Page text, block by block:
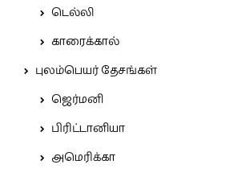
டெல்லி
காரைக்கால்
புலம்பெயர் தேசங்கள்
ஜெர்மனி
பிரிட்டானியா
அமெரிக்கா